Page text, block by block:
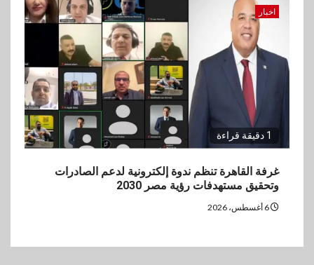
اخبار
1 دقيقة قراءة
غرفة القاهرة تنظم ندوة إلكترونية لدعم الصادرات
وتحقيق مستهدفات رؤية مصر 2030